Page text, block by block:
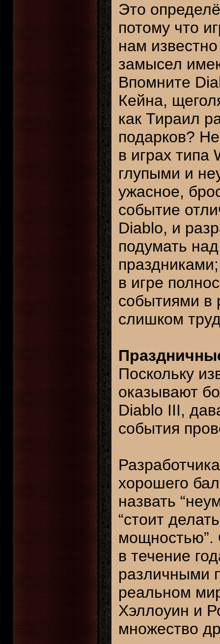
Это
потому что
нам
замысел
Впомните
Кейна,
как Тираил
подарков?
в играх типа
глупыми и
ужасное,
событие
Diablo, и
подумать
в игре
событиями в
слишком
Поскольку
оказывают
Diablo III,
события
хорошего
назвать
“стоит
мощностью”.
в течение
различными
реальном
Хэллоуин и
множество